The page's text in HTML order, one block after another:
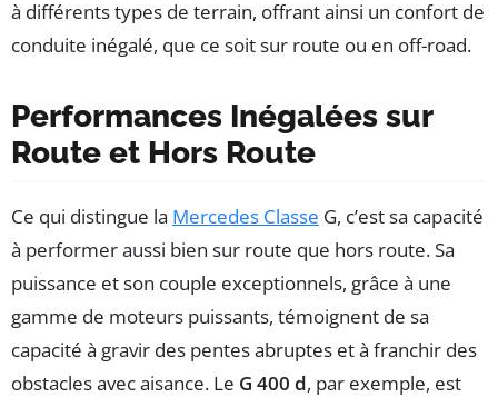
à différents types de terrain, offrant ainsi un confort de
conduite inégalé, que ce soit sur route ou en off-road.
Performances Inégalées sur
Route et Hors Route
Ce qui distingue la Mercedes Classe G, c’est sa capacité
à performer aussi bien sur route que hors route. Sa
puissance et son couple exceptionnels, grâce à une
gamme de moteurs puissants, témoignent de sa
capacité à gravir des pentes abruptes et à franchir des
obstacles avec aisance. Le G 400 d, par exemple, est